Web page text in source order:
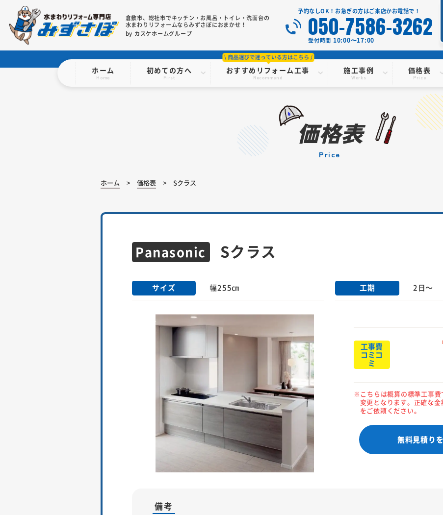
倉敷市、総社市でキッチン・お風呂・トイレ・洗面台の
水まわりリフォームならみずさぽにおまかせ！
by カスケホームグループ
ホーム
Home
初めての方へ
First
おすすめリフォーム工事
Recommend
施工事例
Works
価格表
Price
予約なしOK！お急ぎの方はご来店かお電話で！
050-7586-3262
受付時間 10:00〜17:00
価格表
price
ホーム 価格表 Sクラス
Panasonic Sクラス
サイズ 幅255㎝ 工期 2日～
工事費
コミコ
ミ
こちらは概算の標準工事
変更となります。正確な
をご依頼ください。
無料見積り
備考